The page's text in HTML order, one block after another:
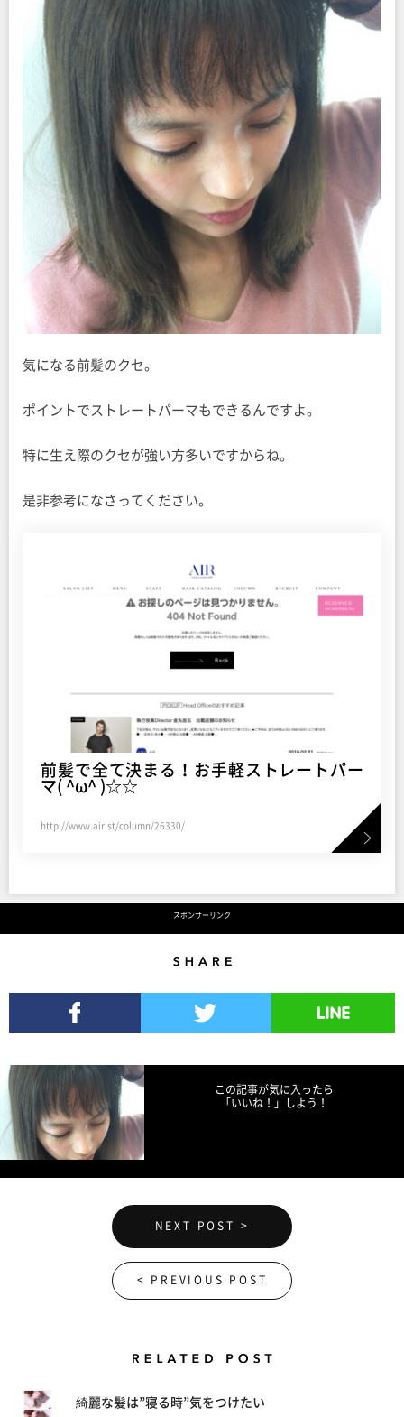
気になる前髪のクセ。
ポイントでストレートパーマもできるんですよ。
特に生え際のクセが強い方多いですからね。
是非参考になさってください。
前髪で全て決まる！お手軽ストレートパー
マ( ^ω^ )☆☆
http://www.air.st/column/26330/
スポンサーリンク
この記事が気に入ったら
「いいね！」しよう！
NEXT POST >
< PREVIOUS POST
綺麗な髪は”寝る時”気をつけたい